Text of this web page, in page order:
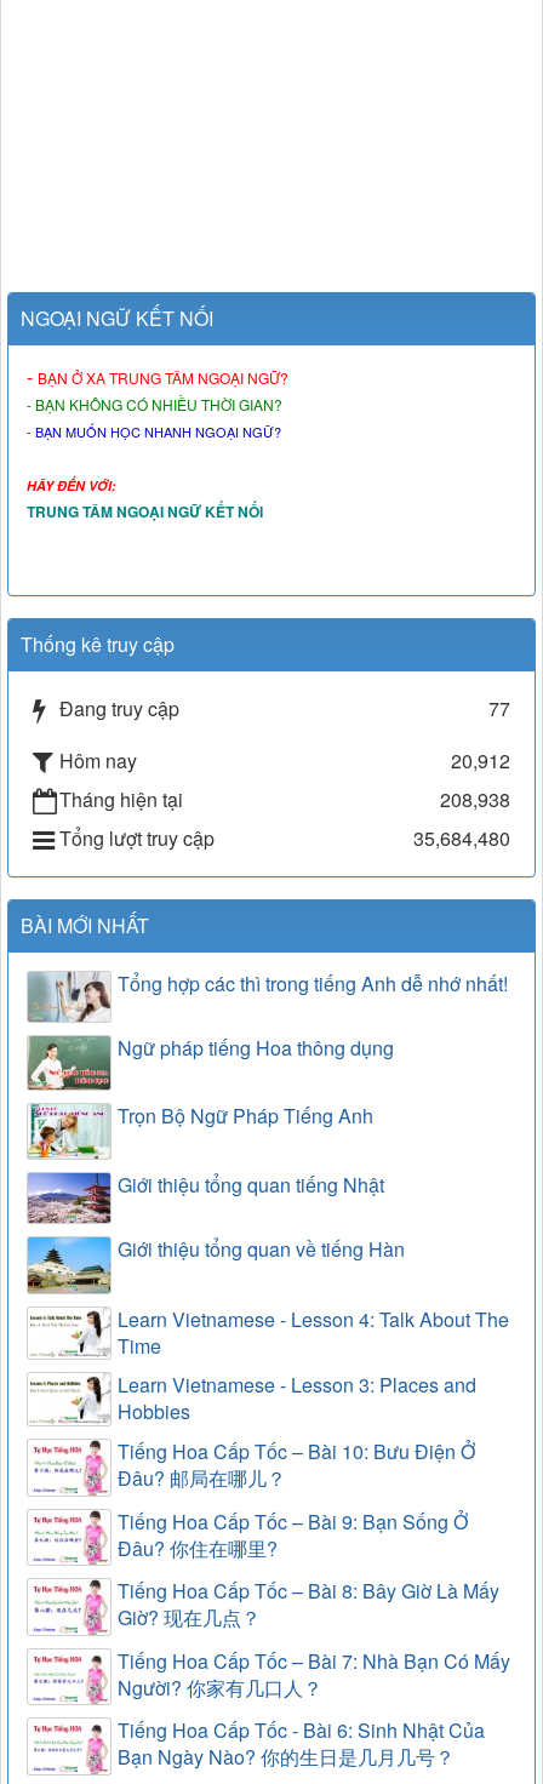
NGOẠI NGỮ KẾT NỐI
- BẠN Ở XA TRUNG TÂM NGOẠI NGỮ?
- BẠN KHÔNG CÓ NHIỀU THỜI GIAN?
- BẠN MUỐN HỌC NHANH NGOẠI NGỮ?
HÃY ĐẾN VỚI:
TRUNG TÂM NGOẠI NGỮ KẾT NỐI
Thống kê truy cập
Đang truy cập
77
Hôm nay
20,912
Tháng hiện tại
208,938
Tổng lượt truy cập
35,684,480
BÀI MỚI NHẤT
Tổng hợp các thì trong tiếng Anh dễ nhớ nhất!
Ngữ pháp tiếng Hoa thông dụng
Trọn Bộ Ngữ Pháp Tiếng Anh
Giới thiệu tổng quan tiếng Nhật
Giới thiệu tổng quan về tiếng Hàn
Learn Vietnamese - Lesson 4: Talk About The
Time
Learn Vietnamese - Lesson 3: Places and
Hobbies
Tiếng Hoa Cấp Tốc – Bài 10: Bưu Điện Ở
Đâu? 邮局在哪儿？
Tiếng Hoa Cấp Tốc – Bài 9: Bạn Sống Ở
Đâu? 你住在哪里?
Tiếng Hoa Cấp Tốc – Bài 8: Bây Giờ Là Mấy
Giờ? 现在几点？
Tiếng Hoa Cấp Tốc – Bài 7: Nhà Bạn Có Mấy
Người? 你家有几口人？
Tiếng Hoa Cấp Tốc - Bài 6: Sinh Nhật Của
Bạn Ngày Nào? 你的生日是几月几号？